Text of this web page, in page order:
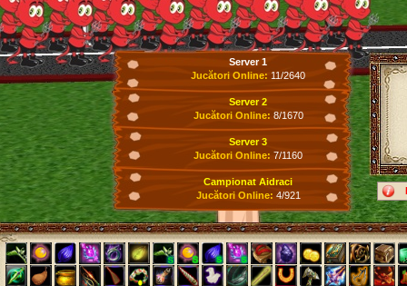
Server 1
Jucători Online: 11/2640
Server 2
Jucători Online: 8/1670
Server 3
Jucători Online: 7/1160
Campionat Aidraci
Jucători Online: 4/921